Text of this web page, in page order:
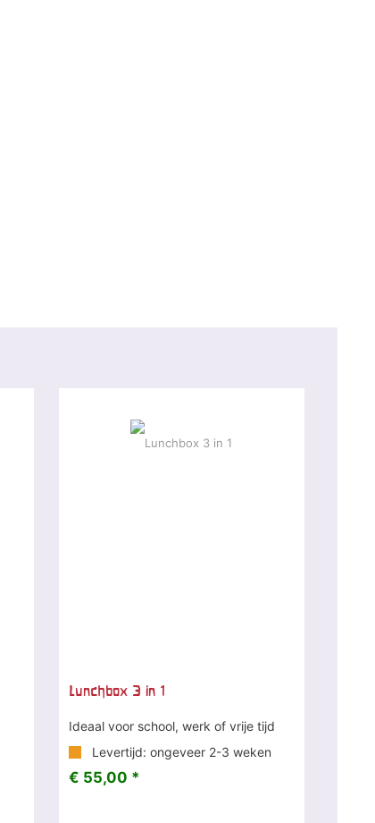
Lunchbox 3 in 1
Ideaal voor school, werk of vrije tijd
Levertijd: ongeveer 2-3 weken
€ 55,00 *